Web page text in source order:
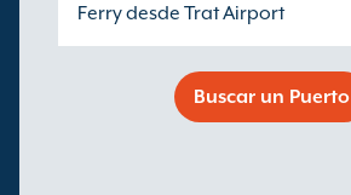
Ferry desde Trat Airport
Buscar un Puerto